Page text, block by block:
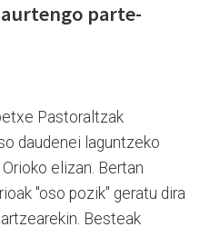
parte-
Pastoraltzak
daudenei laguntzeko
elizan. Bertan
"oso pozik" geratu dira
Besteak